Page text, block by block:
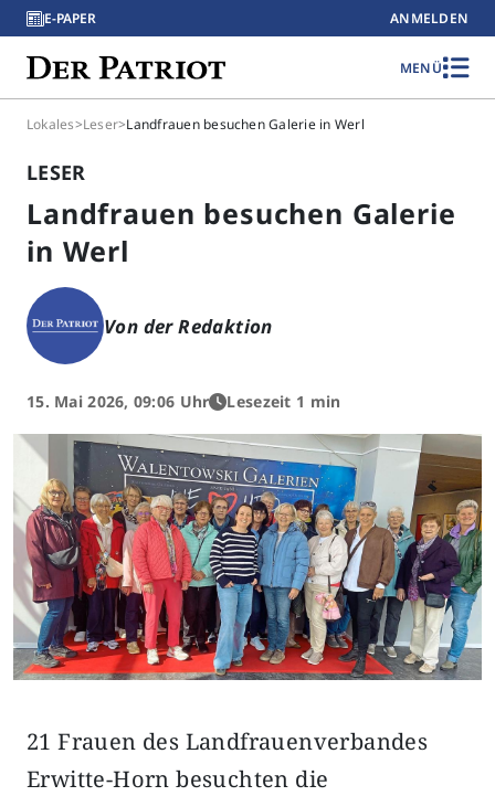
E-PAPER ANMELDEN
MENÜ
Lokales>Leser>Landfrauen besuchen Galerie in Werl
LESER
Landfrauen besuchen Galerie
in Werl
Von der Redaktion
15. Mai 2026, 09:06 Uhr Lesezeit 1 min
21 Frauen des Landfrauenverbandes
Erwitte-Horn besuchten die